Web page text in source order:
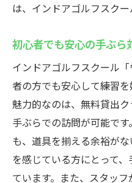
は、インドアゴルフスクー
初心者でも安心の手ぶら
インドアゴルフスクール
者の方でも安心して練習
魅力的なのは、無料貸出
手ぶらでの訪問が可能で
も、道具を揃える余裕が
を感じている方にとって
ています。また、スタッ